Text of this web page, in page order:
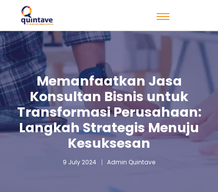
Memanfaatkan Jasa
Konsultan Bisnis untuk
Transformasi Perusahaan:
Langkah Strategis Menuju
Kesuksesan
9 July 2024 Admin Quintave